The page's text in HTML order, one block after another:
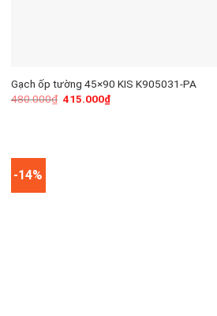
Gạch ốp tường 45×90 KIS K905031-PA
480.000₫ 415.000₫
-14%